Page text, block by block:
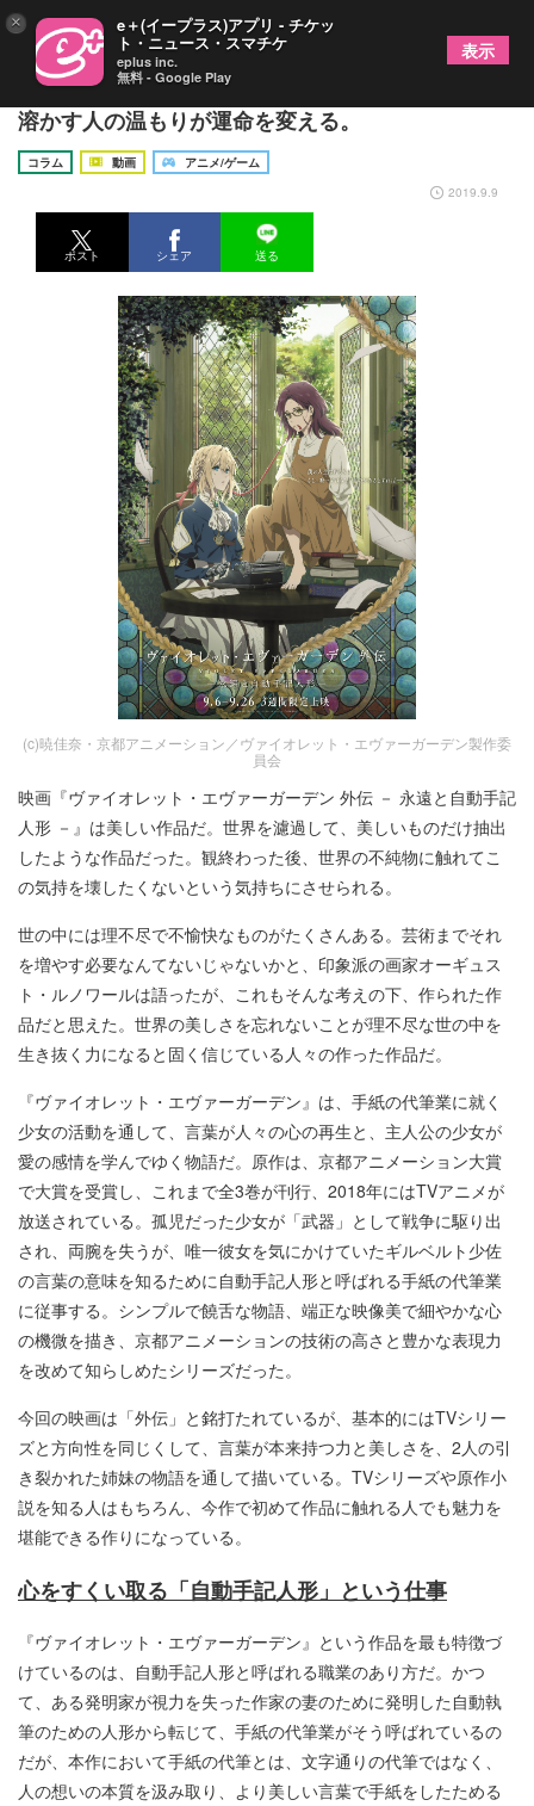
『ヴァイオレット・エヴァーガーデン 外伝』雪を
溶かす人の温もりが運命を変える。
コラム 動画
アニメ/ゲーム
2019.9.9
ポスト シェア 送る
(c)暁佳奈・京都アニメーション／ヴァイオレット・エヴァーガーデン製作委
員会
映画『ヴァイオレット・エヴァーガーデン 外伝 － 永遠と自動手記
人形 －』は美しい作品だ。世界を濾過して、美しいものだけ抽出
したような作品だった。観終わった後、世界の不純物に触れてこ
の気持を壊したくないという気持ちにさせられる。
世の中には理不尽で不愉快なものがたくさんある。芸術までそれ
を増やす必要なんてないじゃないかと、印象派の画家オーギュス
ト・ルノワールは語ったが、これもそんな考えの下、作られた作
品だと思えた。世界の美しさを忘れないことが理不尽な世の中を
生き抜く力になると固く信じている人々の作った作品だ。
『ヴァイオレット・エヴァーガーデン』は、手紙の代筆業に就く
少女の活動を通して、言葉が人々の心の再生と、主人公の少女が
愛の感情を学んでゆく物語だ。原作は、京都アニメーション大賞
で大賞を受賞し、これまで全3巻が刊行、2018年にはTVアニメが
放送されている。孤児だった少女が「武器」として戦争に駆り出
され、両腕を失うが、唯一彼女を気にかけていたギルベルト少佐
の言葉の意味を知るために自動手記人形と呼ばれる手紙の代筆業
に従事する。シンプルで饒舌な物語、端正な映像美で細やかな心
の機微を描き、京都アニメーションの技術の高さと豊かな表現力
を改めて知らしめたシリーズだった。
今回の映画は「外伝」と銘打たれているが、基本的にはTVシリー
ズと方向性を同じくして、言葉が本来持つ力と美しさを、2人の引
き裂かれた姉妹の物語を通して描いている。TVシリーズや原作小
説を知る人はもちろん、今作で初めて作品に触れる人でも魅力を
堪能できる作りになっている。
心をすくい取る「自動手記人形」という仕事
『ヴァイオレット・エヴァーガーデン』という作品を最も特徴づ
けているのは、自動手記人形と呼ばれる職業のあり方だ。かつ
て、ある発明家が視力を失った作家の妻のために発明した自動執
筆のための人形から転じて、手紙の代筆業がそう呼ばれているの
だが、本作において手紙の代筆とは、文字通りの代筆ではなく、
人の想いの本質を汲み取り、より美しい言葉で手紙をしたためる
× e＋(イープラス)アプリ - チケッ
ト・ニュース・スマチケ
eplus inc.
無料 - Google Play
表示